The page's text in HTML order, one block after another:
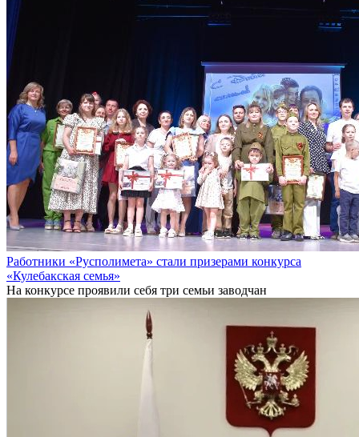
Работники «Русполимета» стали призерами конкурса
«Кулебакская семья»
На конкурсе проявили себя три семьи заводчан